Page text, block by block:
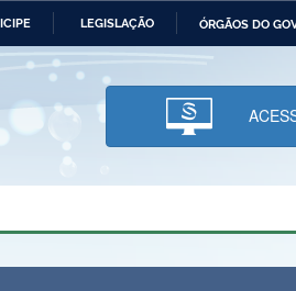
LEGISLAÇÃO ÓRGÃOS DO
Economia Ministério da
Ministério da Ciência,
Tecnologia, Inovações e
Comunicações
Humanos